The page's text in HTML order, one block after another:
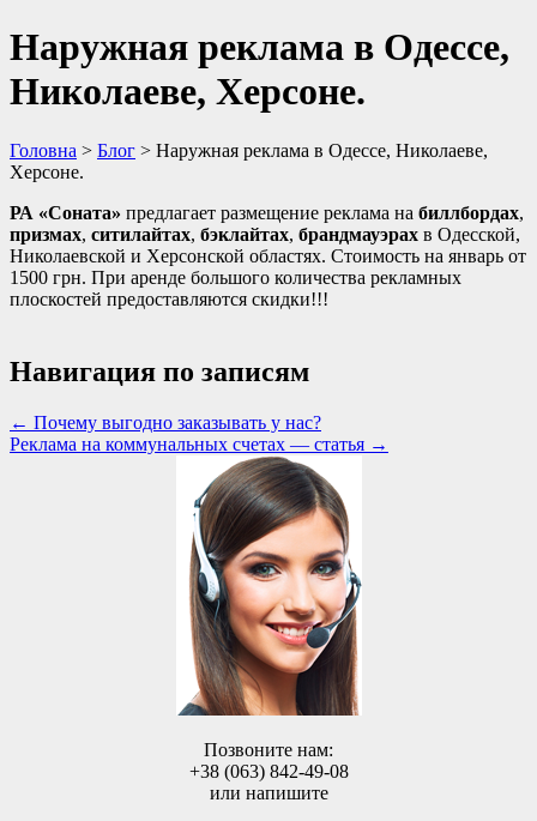
Наружная реклама в Одессе,
Николаеве, Херсоне.
Головна > Блог > Наружная реклама в Одессе, Николаеве,
Херсоне.
РА «Соната» предлагает размещение реклама на биллбордах,
призмах, ситилайтах, бэклайтах, брандмауэрах в Одесской,
Николаевской и Херсонской областях. Стоимость на январь от
1500 грн. При аренде большого количества рекламных
плоскостей предоставляются скидки!!!
Навигация по записям
← Почему выгодно заказывать у нас?
Реклама на коммунальных счетах — статья →
Позвоните нам:
+38 (063) 842-49-08
или напишите